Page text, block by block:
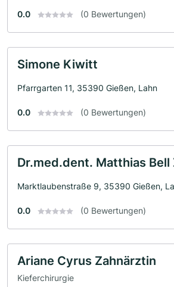
0.0 (0 Bewertungen)
Simone Kiwitt
Pfarrgarten 11, 35390 Gießen, Lahn
0.0 (0 Bewertungen)
Dr.med.dent. Matthias Bell
Marktlaubenstraße 9, 35390 Gießen,
0.0 (0 Bewertungen)
Ariane Cyrus Zahnärztin
Kieferchirurgie